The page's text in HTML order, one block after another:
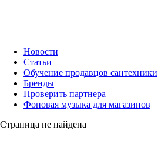
Новости
Статьи
Обучение продавцов сантехники
Бренды
Проверить партнера
Фоновая музыка для магазинов
Страница не найдена